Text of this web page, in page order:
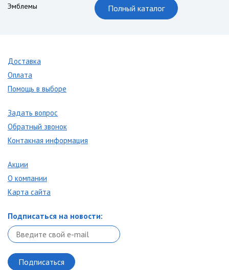
Эмблемы
Полный каталог
Доставка
Оплата
Помощь в выборе
Задать вопрос
Обратный звонок
Контакная информация
Акции
О компании
Карта сайта
Подписаться на новости: